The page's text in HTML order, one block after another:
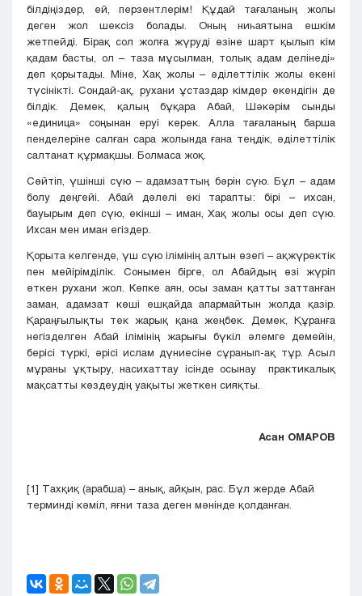
білдіңіздер, ей, перзентлерім! Құдай тағаланың жолы
деген жол шексіз болады. Оның ниһаятына ешкім
жетпейді. Бірақ сол жолға жүруді өзіне шарт қылып кім
қадам басты, ол – таза мұсылман, толық адам делінеді»
деп қорытады. Міне, Хақ жолы – әділеттілік жолы екені
түсінікті. Сондай-ақ, рухани ұстаздар кімдер екендігін де
білдік. Демек, қалың бұқара Абай, Шәкәрім сынды
«единица» соңынан еруі керек. Алла тағаланың барша
пенделеріне салған сара жолында ғана теңдік, әділеттілік
салтанат құрмақшы. Болмаса жоқ.
Сөйтіп, үшінші сүю – адамзаттың бәрін сүю. Бұл – адам
болу деңгейі. Абай дәлелі екі тарапты: бірі – ихсан,
бауырым деп сүю, екінші – иман, Хақ жолы осы деп сүю.
Ихсан мен иман егіздер.
Қорыта келгенде, үш сүю ілімінің алтын өзегі – ақжүректік
пен мейірімділік. Сонымен бірге, ол Абайдың өзі жүріп
өткен рухани жол. Көпке аян, осы заман қатты заттанған
заман, адамзат көші ешқайда апармайтын жолда қазір.
Қараңғылықты тек жарық қана жеңбек. Демек, Құранға
негізделген Абай ілімінің жарығы бүкіл әлемге демейін,
берісі түркі, әрісі ислам дүниесіне сұранып-ақ тұр. Асыл
мұраны ұқтыру, насихаттау ісінде осынау практикалық
мақсатты көздеудің уақыты жеткен сияқты.
Асан ОМАРОВ
[1] Тахқиқ (арабша) – анық, айқын, рас. Бұл жерде Абай
терминді кәміл, яғни таза деген мәнінде қолданған.